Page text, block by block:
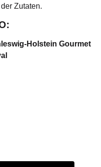
Zutaten.
Holstein Gourmet